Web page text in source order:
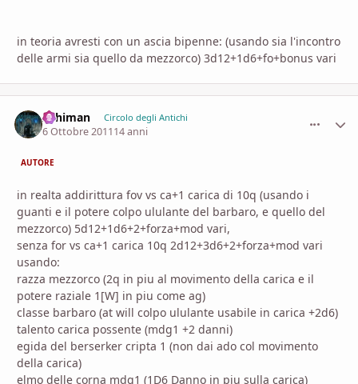
in teoria avresti con un ascia bipenne: (usando sia l'incontro
delle armi sia quello da mezzorco) 3d12+1d6+fo+bonus vari
Arhiman Circolo degli Antichi
6 Ottobre 201114 anni
AUTORE
in realta addirittura fov vs ca+1 carica di 10q (usando i
guanti e il potere colpo ululante del barbaro, e quello del
mezzorco) 5d12+1d6+2+forza+mod vari,
senza for vs ca+1 carica 10q 2d12+3d6+2+forza+mod vari
usando:
razza mezzorco (2q in piu al movimento della carica e il
potere raziale 1[W] in piu come ag)
classe barbaro (at will colpo ululante usabile in carica +2d6)
talento carica possente (mdg1 +2 danni)
egida del berserker cripta 1 (non dai ado col movimento
della carica)
elmo delle corna mdg1 (1D6 Danno in piu sulla carica)